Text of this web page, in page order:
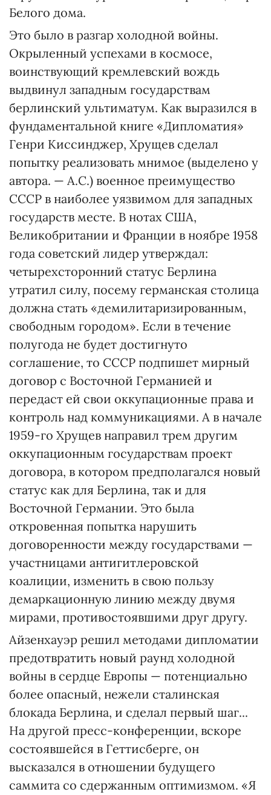
Белого дома.
Это было в разгар холодной войны.
Окрыленный успехами в космосе,
воинствующий кремлевский вождь
выдвинул западным государствам
берлинский ультиматум. Как выразился в
фундаментальной книге «Дипломатия»
Генри Киссинджер, Хрущев сделал
попытку реализовать мнимое (выделено у
автора. — А.С.) военное преимущество
СССР в наиболее уязвимом для западных
государств месте. В нотах США,
Великобритании и Франции в ноябре 1958
года советский лидер утверждал:
четырехсторонний статус Берлина
утратил силу, посему германская столица
должна стать «демилитаризированным,
свободным городом». Если в течение
полугода не будет достигнуто
соглашение, то СССР подпишет мирный
договор с Восточной Германией и
передаст ей свои оккупационные права и
контроль над коммуникациями. А в начале
1959-го Хрущев направил трем другим
оккупационным государствам проект
договора, в котором предполагался новый
статус как для Берлина, так и для
Восточной Германии. Это была
откровенная попытка нарушить
договоренности между государствами —
участницами антигитлеровской
коалиции, изменить в свою пользу
демаркационную линию между двумя
мирами, противостоявшими друг другу.
Айзенхауэр решил методами дипломатии
предотвратить новый раунд холодной
войны в сердце Европы — потенциально
более опасный, нежели сталинская
блокада Берлина, и сделал первый шаг...
На другой пресс-конференции, вскоре
состоявшейся в Геттисберге, он
высказался в отношении будущего
саммита со сдержанным оптимизмом. «Я